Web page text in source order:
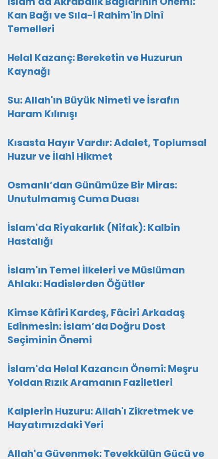
Kan Bağı ve Sıla-i Rahim'in Dinî
Temelleri
Helal Kazanç: Bereketin ve Huzurun
Kaynağı
Su: Allah'ın Büyük Nimeti ve İsrafın
Haram Kılınışı
Kısasta Hayır Vardır: Adalet, Toplumsal
Huzur ve İlahi Hikmet
Osmanlı’dan Günümüze Bir Miras:
Unutulmamış Cuma Duası
İslam'da Riyakarlık (Nifak): Kalbin
Hastalığı
İslam'ın Temel İlkeleri ve Müslüman
Ahlakı: Hadislerden Öğütler
Kimse Kâfiri Kardeş, Fâciri Arkadaş
Edinmesin: İslam’da Doğru Dost
Seçiminin Önemi
İslam'da Helal Kazancın Önemi: Meşru
Yoldan Rızık Aramanın Faziletleri
Kalplerin Huzuru: Allah'ı Zikretmek ve
Hayatımızdaki Yeri
Allah'a Güvenmek: Tevekkülün Gücü ve